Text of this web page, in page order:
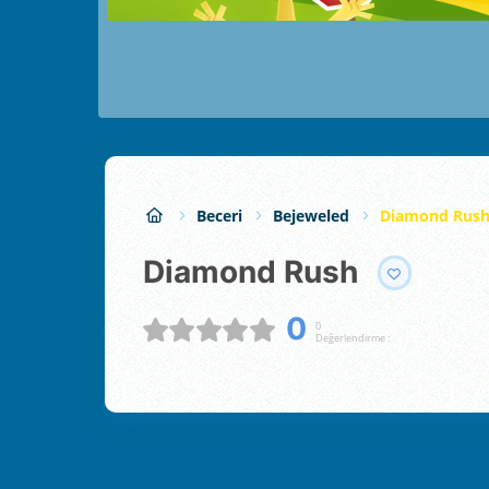
Beceri Bejeweled Diamond Rush
Diamond Rush
0
0
Değerlendirme :